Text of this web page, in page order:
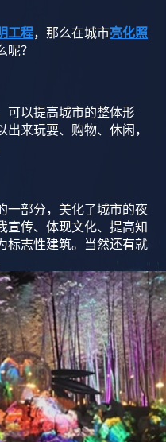
工程，那么在城市亮化照
？
以提高城市的整体形
来玩耍、购物、休闲，
一部分，美化了城市的夜
宣传、体现文化、提高知
标志性建筑。当然还有就